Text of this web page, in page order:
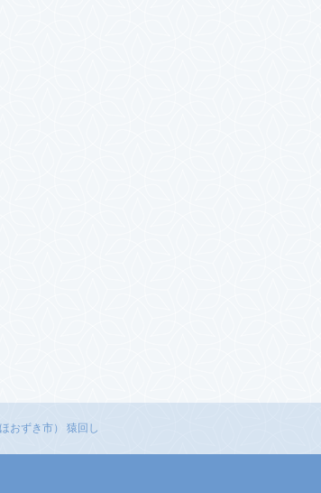
おずき市） 猿回し